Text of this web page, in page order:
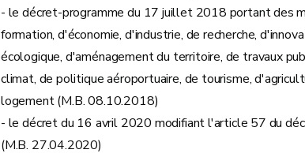
- le décret-programme du 17 juillet 2018 portant des
formation, d'économie, d'industrie, de recherche,
écologique, d'aménagement du territoire, de travaux
climat, de politique aéroportuaire, de tourisme,
logement (M.B. 08.10.2018)
- le décret du 16 avril 2020 modifiant l'article 57 du
(M.B. 27.04.2020)